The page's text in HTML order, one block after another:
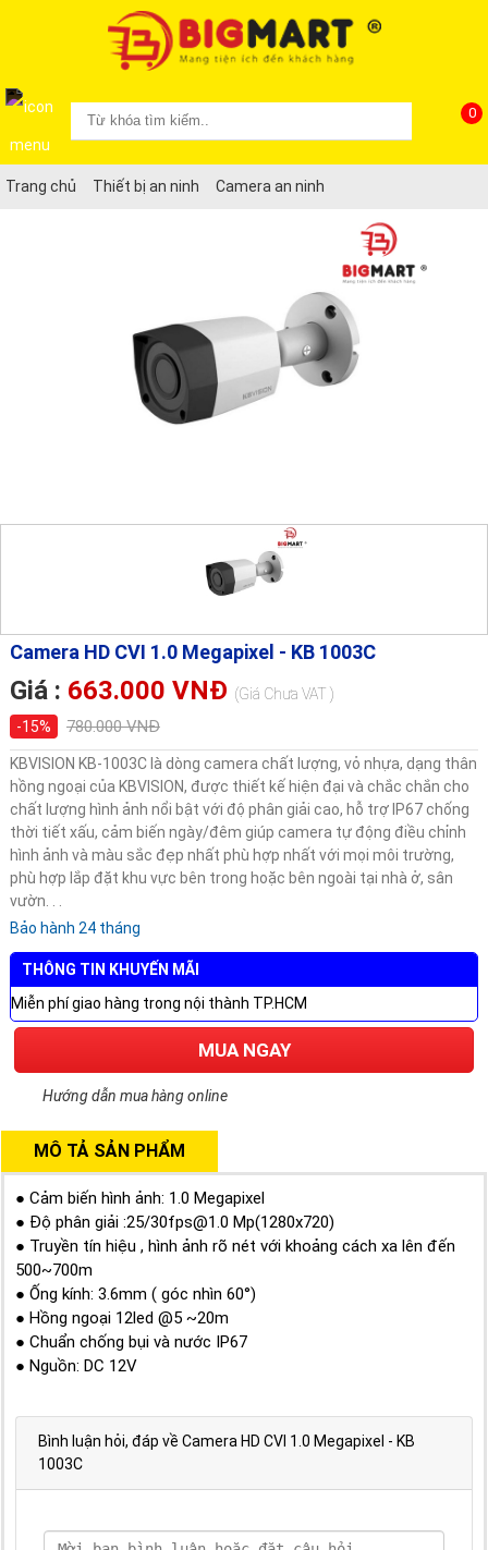
0
Trang chủ Thiết bị an ninh Camera an ninh
Camera HD CVI 1.0 Megapixel - KB 1003C
Giá : 663.000 VNĐ (Giá Chưa VAT )
-15%
780.000 VNĐ
KBVISION KB-1003C là dòng camera chất lượng, vỏ nhựa, dạng thân
hồng ngoại của KBVISION, được thiết kế hiện đại và chắc chắn cho
chất lượng hình ảnh nổi bật với độ phân giải cao, hỗ trợ IP67 chống
thời tiết xấu, cảm biến ngày/đêm giúp camera tự động điều chỉnh
hình ảnh và màu sắc đẹp nhất phù hợp nhất với mọi môi trường,
phù hợp lắp đặt khu vực bên trong hoặc bên ngoài tại nhà ở, sân
vườn. . .
Bảo hành 24 tháng
THÔNG TIN KHUYẾN MÃI
Miễn phí giao hàng trong nội thành TP.HCM
MUA NGAY
Hướng dẫn mua hàng online
MÔ TẢ SẢN PHẨM
● Cảm biến hình ảnh: 1.0 Megapixel
● Độ phân giải :25/30fps@1.0 Mp(1280x720)
● Truyền tín hiệu , hình ảnh rõ nét với khoảng cách xa lên đến
500~700m
● Ống kính: 3.6mm ( góc nhìn 60°)
● Hồng ngoại 12led @5 ~20m
● Chuẩn chống bụi và nước IP67
● Nguồn: DC 12V
Bình luận hỏi, đáp về Camera HD CVI 1.0 Megapixel - KB
1003C